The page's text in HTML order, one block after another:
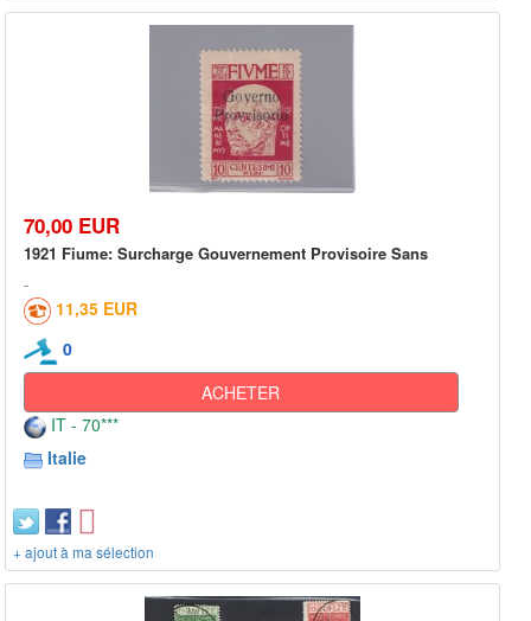
70,00 EUR
1921 Fiume: Surcharge Gouvernement Provisoire Sans
11,35 EUR
0
ACHETER
IT - 70***
Italie
+ ajout à ma sélection